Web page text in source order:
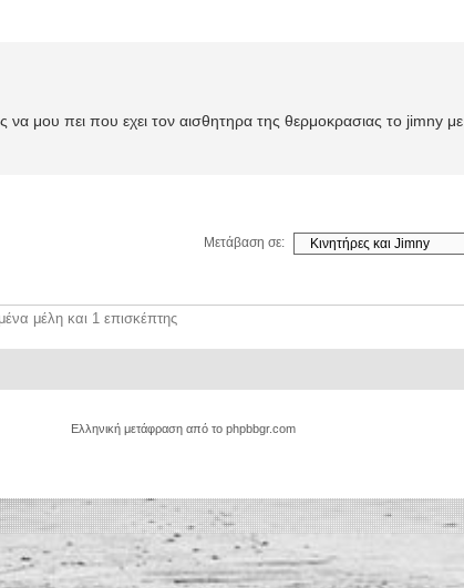
μου πει που εχει τον αισθητηρα της θερμοκρασιας το jimny με
Μετάβαση σε:
μέλη και 1 επισκέπτης
Ελληνική μετάφραση από το phpbbgr.com